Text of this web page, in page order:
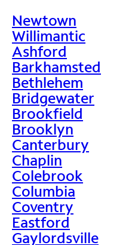
Newtown
Willimantic
Ashford
Barkhamsted
Bethlehem
Bridgewater
Brookfield
Brooklyn
Canterbury
Chaplin
Colebrook
Columbia
Coventry
Eastford
Gaylordsville